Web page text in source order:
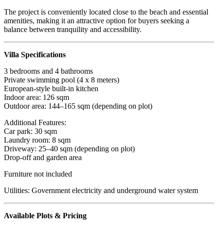
The project is conveniently located close to the beach and essential
amenities, making it an attractive option for buyers seeking a
balance between tranquility and accessibility.
Villa Specifications
3 bedrooms and 4 bathrooms
Private swimming pool (4 x 8 meters)
European-style built-in kitchen
Indoor area: 126 sqm
Outdoor area: 144–165 sqm (depending on plot)
Additional Features:
Car park: 30 sqm
Laundry room: 8 sqm
Driveway: 25–40 sqm (depending on plot)
Drop-off and garden area
Furniture not included
Utilities: Government electricity and underground water system
Available Plots & Pricing